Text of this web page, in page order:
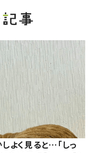
よく見ると…「しっ